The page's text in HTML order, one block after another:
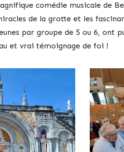
comédie musicale de
de la grotte et les
par groupe de 5 ou 6, ont
et vrai témoignage de foi !